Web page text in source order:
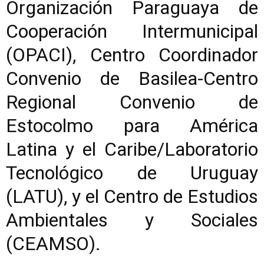
Organización Paraguaya de
Cooperación Intermunicipal
(OPACI), Centro Coordinador
Convenio de Basilea-Centro
Regional Convenio de
Estocolmo para América
Latina y el Caribe/Laboratorio
Tecnológico de Uruguay
(LATU), y el Centro de Estudios
Ambientales y Sociales
(CEAMSO).